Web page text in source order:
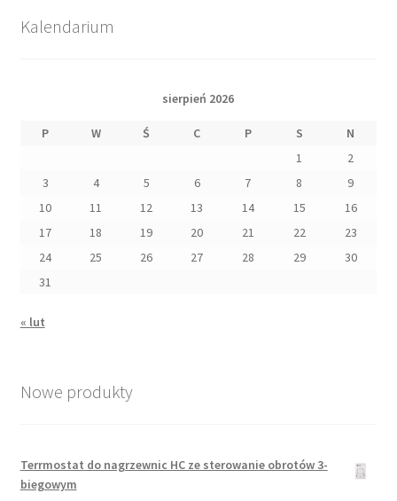
Kalendarium
sierpień 2026
P W Ś C P S
N
1
2
3
4 5 6 7 8
9
10
11 12 13 14 15
16
17
18 19 20 21 22
23
24
25 26 27 28 29
30
31
« lut
Nowe produkty
Terrmostat do nagrzewnic HC ze sterowanie obrotów 3-
biegowym